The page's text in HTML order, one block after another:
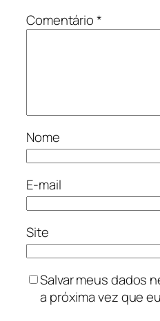
Comentário*
Nome
E-mail
Site
Salvar meus dados
a próxima vez que